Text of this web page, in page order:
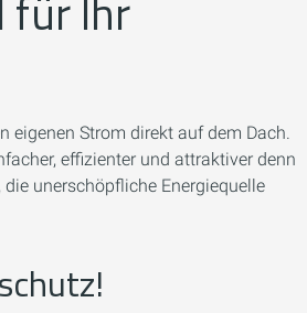
für Ihr
eigenen Strom direkt auf dem Dach.
effizienter und attraktiver denn
unerschöpfliche Energiequelle